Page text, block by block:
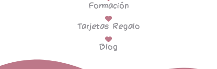
Formación
Tarjetas Regalo
Blog